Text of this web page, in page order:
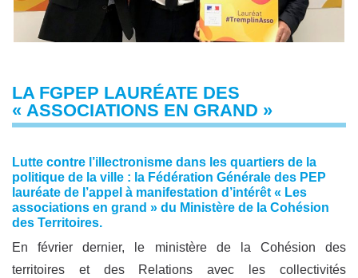
LA FGPEP LAURÉATE DES
« ASSOCIATIONS EN GRAND »
Lutte contre l’illectronisme dans les quartiers de la
politique de la ville : la Fédération Générale des PEP
lauréate de l’appel à manifestation d’intérêt « Les
associations en grand » du Ministère de la Cohésion
des Territoires.
En février dernier, le ministère de la Cohésion des
territoires et des Relations avec les collectivités